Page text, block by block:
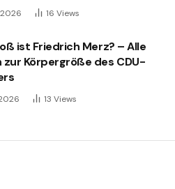
16 Views
ist Friedrich Merz? – Alle
zur Körpergröße des CDU-
13 Views